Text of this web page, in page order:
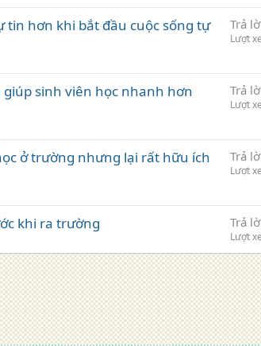
tin hơn khi bắt đầu cuộc sống tự
Trả
Lượt
sinh viên học nhanh hơn
Trả
Lượt
ở trường nhưng lại rất hữu ích
Trả
Lượt
khi ra trường Trả
Lượt